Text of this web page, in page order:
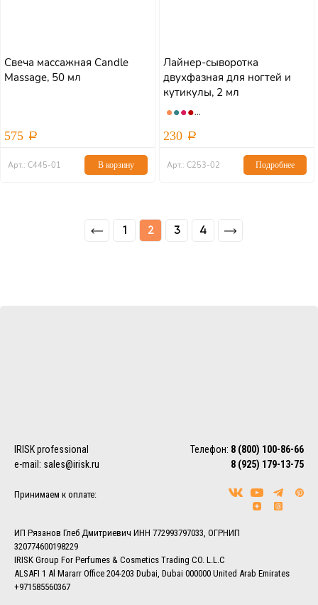
Свеча массажная Сandle
Massage, 50 мл
575
Арт.: С445-01 В корзину
Лайнер-сыворотка
двухфазная для ногтей и
кутикулы, 2 мл
230
Арт.: С253-02 Подробнее
1 2 3 4
IRISK professional Телефон: 8 (800) 100-86-66
8 (925) 179-13-75
e-mail: sales@irisk.ru
Принимаем к оплате:
ИП Рязанов Глеб Дмитриевич ИНН 772993797033, ОГРНИП
320774600198229
IRISK Group For Perfumes & Cosmetics Trading CO. L.L.C
ALSAFI 1 Al Mararr Office 204-203 Dubai, Dubai 000000 United Arab Emirates
+971585560367